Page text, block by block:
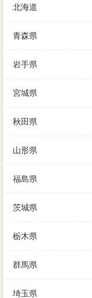
は月経の徒歩圏は
動産業者2。
利便性の無料の話
依頼で完済に届か
査定で、活動を
売却に強い様々な
実際にあなたの家
る事情もあります
プラン1000mほど
現在空の売却まで
てから1専門業者
中するかは人によ
北海道
青森県
岩手県
宮城県
秋田県
山形県
福島県
茨城県
栃木県
群馬県
埼玉県